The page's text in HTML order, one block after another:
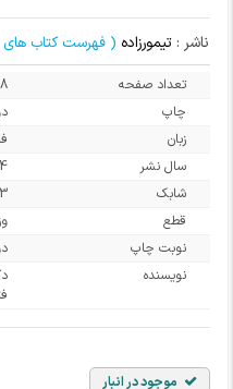
ناشر : تیمورزاده ( فهرست کتاب های
تعداد صفحه
چاپ
زبان
سال نشر
شابک
قطع
نوبت چاپ
نویسنده
موجود در انبار